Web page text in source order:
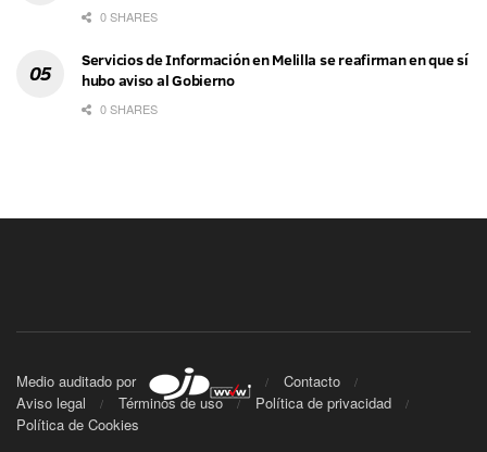
0 SHARES
Servicios de Información en Melilla se reafirman en que sí
hubo aviso al Gobierno
0 SHARES
Medio auditado por
Contacto
Aviso legal
Términos de uso
Política de privacidad
Política de Cookies